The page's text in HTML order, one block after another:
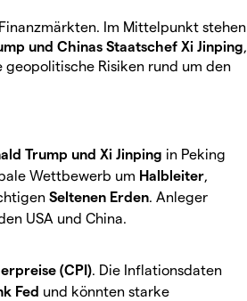
Im Mittelpunkt stehen
und Chinas Staatschef Xi Jinping
geopolitische Risiken rund um den
Trump und Xi Jinping in Peking
Wettbewerb um Halbleiter
Seltenen Erden . Anleger
USA und China.
(CPI) . Die Inflationsdaten
Fed und könnten starke